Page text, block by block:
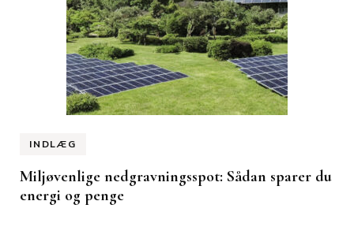
INDLÆG
Miljøvenlige nedgravningsspot: Sådan sparer du
energi og penge